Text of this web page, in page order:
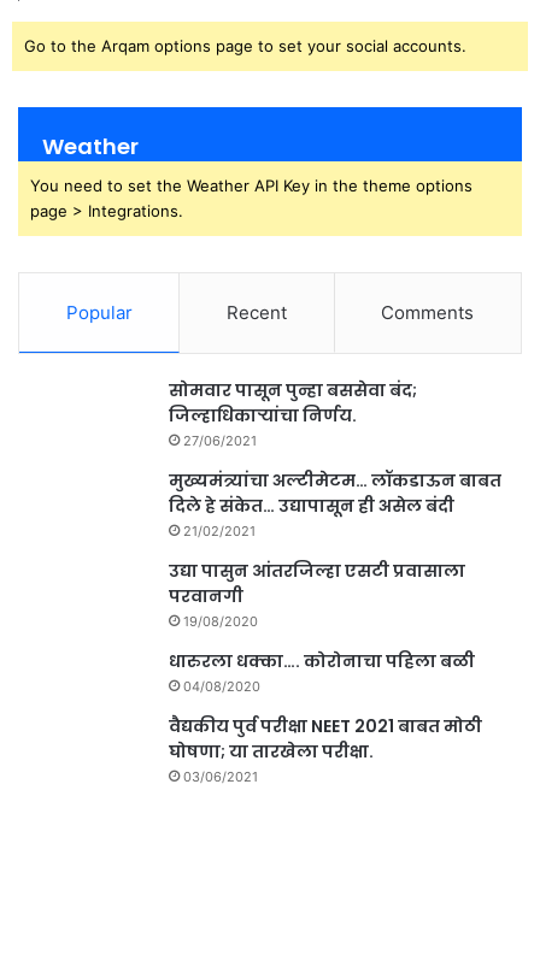
Go to the Arqam options page to set your social accounts.
Weather
You need to set the Weather API Key in the theme options
page > Integrations.
Popular Recent Comments
सोमवार पासून पुन्हा बससेवा बंद;
जिल्हाधिकाऱ्यांचा निर्णय.
27/06/2021
मुख्यमंत्र्यांचा अल्टीमेटम… लॉकडाऊन बाबत
दिले हे संकेत… उद्यापासून ही असेल बंदी
21/02/2021
उद्या पासुन आंतरजिल्हा एसटी प्रवासाला
परवानगी
19/08/2020
धारुरला धक्का…. कोरोनाचा पहिला बळी
04/08/2020
वैद्यकीय पुर्व परीक्षा NEET 2021 बाबत मोठी
घोषणा; या तारखेला परीक्षा.
03/06/2021